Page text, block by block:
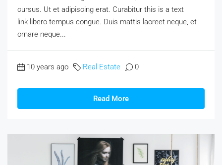
cursus. Ut et adipiscing erat. Curabitur this is a text
link libero tempus congue. Duis mattis laoreet neque, et
ornare neque...
10 years ago Real Estate 0
Read More